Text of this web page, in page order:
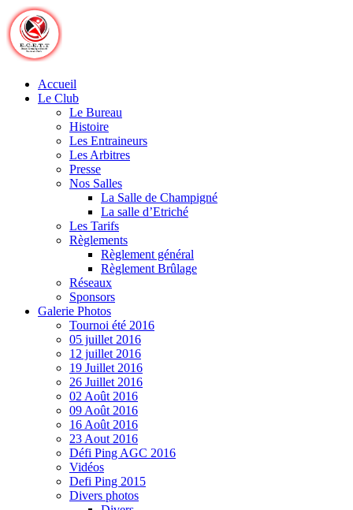
Skip
to
content
Accueil
Le Club
Le Bureau
Histoire
Les Entraineurs
Les Arbitres
Presse
Nos Salles
La Salle de Champigné
La salle d’Etriché
Les Tarifs
Règlements
Règlement général
Règlement Brûlage
Réseaux
Sponsors
Galerie Photos
Tournoi été 2016
05 juillet 2016
12 juillet 2016
19 Juillet 2016
26 Juillet 2016
02 Août 2016
09 Août 2016
16 Août 2016
23 Aout 2016
Défi Ping AGC 2016
Vidéos
Defi Ping 2015
Divers photos